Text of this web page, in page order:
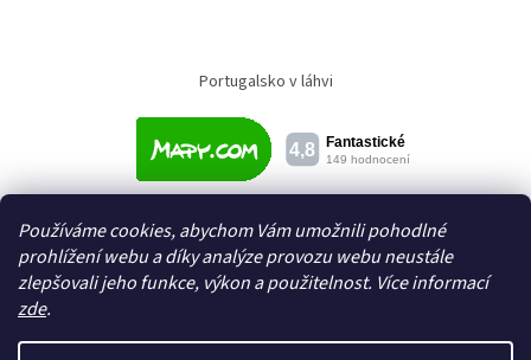
Používáme cookies, abychom Vám umožnili pohodlné
prohlížení webu a díky analýze provozu webu neustále
zlepšovali jeho funkce, výkon a použitelnost. Více informací
zde.
Portugalsko v láhvi